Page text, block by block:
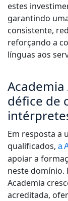
estes
garantindo
consistente,
reforçando a
línguas aos
défice de
Em resposta a
qualificados, a
apoiar a
neste domínio.
Academia
acreditada,